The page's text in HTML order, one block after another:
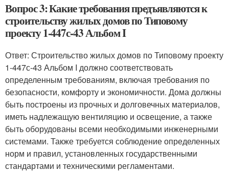
Вопрос 3: Какие требования предъявляются к
строительству жилых домов по Типовому
проекту 1-447с-43 Альбом I
Ответ: Строительство жилых домов по Типовому проекту
1-447с-43 Альбом I должно соответствовать
определенным требованиям, включая требования по
безопасности, комфорту и экономичности. Дома должны
быть построены из прочных и долговечных материалов,
иметь надлежащую вентиляцию и освещение, а также
быть оборудованы всеми необходимыми инженерными
системами. Также требуется соблюдение определенных
норм и правил, установленных государственными
стандартами и техническими регламентами.